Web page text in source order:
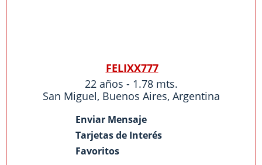
FELIXX777
22 años - 1.78 mts.
San Miguel, Buenos Aires, Argentina
Enviar Mensaje
Tarjetas de Interés
Favoritos